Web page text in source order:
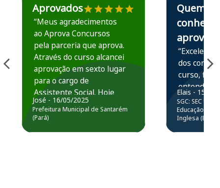
Aprovados
“Meus agradecimentos
ao Aprova Concursos
pela parceria que aprova.
Através do curso alcancei
aprovação em sexto lugar
para o cargo de
Assistente Social. Hoje
estou atuando na
Prefeitura de Santarém.
José - 16/05/2025
Prefeitura Municipal de Santarém
(Pará)
Quem
conhece,
aprova
“Excelente
dos
curso,
entender e
prática
resolução
questões.”
Elais - 15/07/
SGC: SEC BA
Educação
Inglesa (Edital